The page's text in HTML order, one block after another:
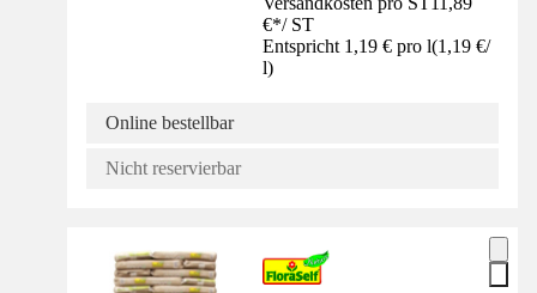
€*/ ST
Entspricht 1,19 € pro l(1,19 €/
l)
Online bestellbar
Nicht reservierbar